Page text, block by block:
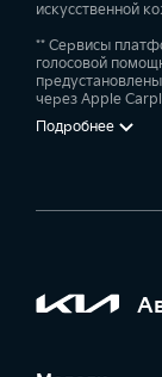
искусственной
** Сервисы
голосовой
через Apple
Подробнее